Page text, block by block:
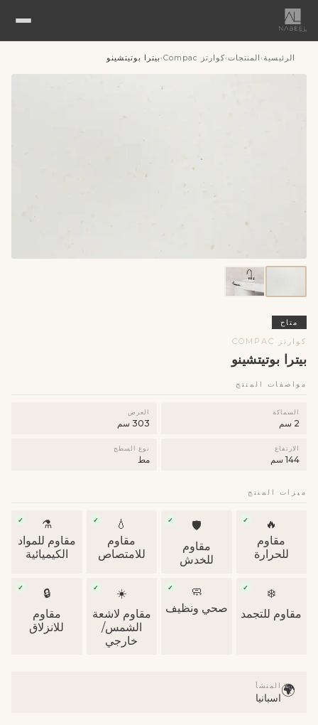
الرئيسية›المنتجات›كوارتز Compac ›بيترا بوتيتشينو
متاح
كوارتز COMPAC
بيترا بوتيتشينو
مواصفات المنتج
السماكة
2 سم
العرض
303 سم
الارتفاع
144 سم
نوع السطح
مط
ميزات المنتج
🔥
✓
مقاوم
للحرارة
🛡
✓
مقاوم
للخدش
💧
✓
مقاوم
للامتصاص
⚗️
✓
مقاوم للمواد
الكيميائية
❄️
✓
مقاوم للتجمد
🧼
✓
صحي ونظيف
☀️
✓
مقاوم لاشعة
الشمس/
خارجي
🔒
✓
مقاوم
للانزلاق
🌍 المنشأ
اسبانيا